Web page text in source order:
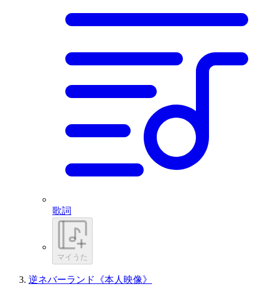
歌詞
マイうた
逆ネバーランド《本人映像》